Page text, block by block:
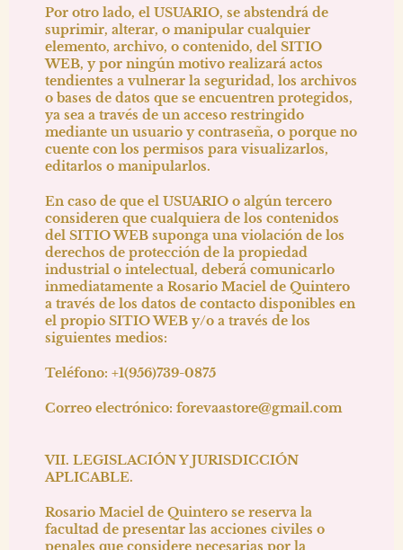
Por otro lado, el USUARIO, se abstendrá de
suprimir, alterar, o manipular cualquier
elemento, archivo, o contenido, del SITIO
WEB, y por ningún motivo realizará actos
tendientes a vulnerar la seguridad, los archivos
o bases de datos que se encuentren protegidos,
ya sea a través de un acceso restringido
mediante un usuario y contraseña, o porque no
cuente con los permisos para visualizarlos,
editarlos o manipularlos.
En caso de que el USUARIO o algún tercero
consideren que cualquiera de los contenidos
del SITIO WEB suponga una violación de los
derechos de protección de la propiedad
industrial o intelectual, deberá comunicarlo
inmediatamente a Rosario Maciel de Quintero
a través de los datos de contacto disponibles en
el propio SITIO WEB y/o a través de los
siguientes medios:
Teléfono: +1(956)739-0875
Correo electrónico: forevaastore@gmail.com
VII. LEGISLACIÓN Y JURISDICCIÓN
APLICABLE.
Rosario Maciel de Quintero se reserva la
facultad de presentar las acciones civiles o